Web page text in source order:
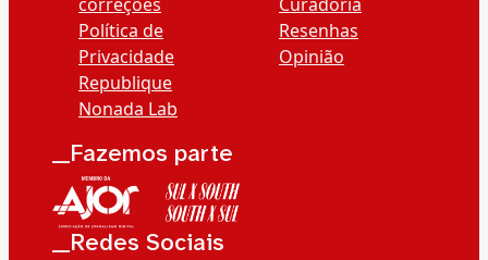
Política de
Privacidade
Republique
Nonada Lab
Resenhas
Opinião
__Fazemos parte
__Redes Sociais